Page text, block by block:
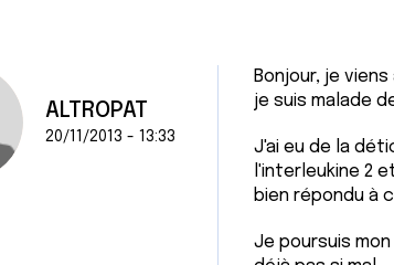
ALTROPAT
20/11/2013 - 13:33
Bonjour, je
je suis malade
J'ai eu de la
l'interleukine 2
bien répondu à
Je poursuis